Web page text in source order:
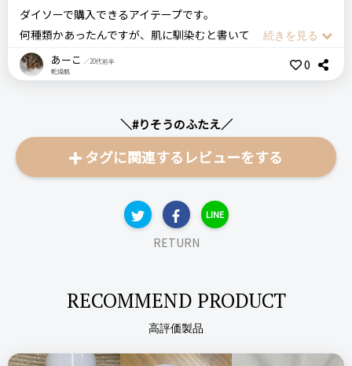
ダイソーで購入できるアイテープです。
何種類かあったんですが、肌に馴染むと書いてあったのでこち
らを選びました。
何度かアイテープを使ったことがありますが、こちらは絆創膏
ちょっと細めなので、近付かなければバレにくいと思います。
ただこれ1枚でも二重まぶたにはなりますが、私の目にはちょ
っと物足りないなと感じました。
幅広の二重を作りたい方やまぶたが重めの方は、違うのを使っ
た方が良いと思います。
また、濃いアイシャドウを使うとアイテープの部分とそれ以外
の部分で違いがくっきりと出てしまいました。
メイクを落とす時に、アイテープだと簡単に剥がせるので良い
あーこ ／20代前半
乾燥肌
0
＼#りそうのふたえ／
タグに関連するレビューをする
LINE
RETURN
RECOMMEND PRODUCT
高評価製品